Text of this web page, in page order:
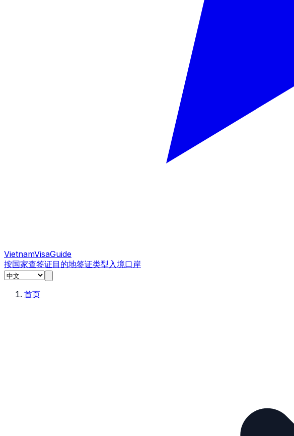
VietnamVisaGuide
按国家查签证目的地签证类型入境口岸
首页